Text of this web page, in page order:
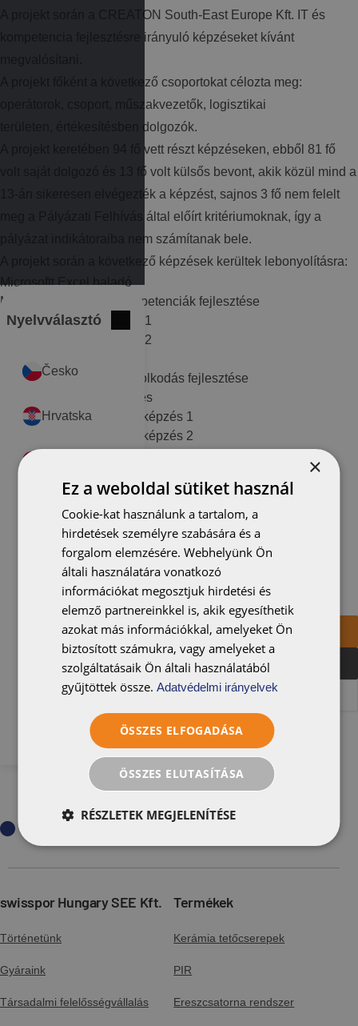
A projekt során a CREATON South-East Europe Kft. IT és
kompetencia fejlesztésre irányuló képzéseket kívánt
A projekt főként a következő csoportokat célozta meg:
operátorok, csoport, műszakvezetők, logisztikai
területen, értékesítésben dolgozók.
A projekt keretében 94 fő vett részt képzéseken, ebből 81 fő
volt saját dolgozó és 13 fő volt külsős bevont, akik közül mind a
13-án sikeresen elvégezték a képzést, sajnos 3 fő nem felelt
meg a Pályázati Felhívás által előírt kritériumoknak, így a
pályázat indikátoraiba nem számítanak bele.
A projekt során a következő képzések kerültek lebonyolításra:
Microsoftt Excel haladó
Munkaerőpiaci kulcskompetenciák fejlesztése
Együttműködés fejlesztés1
Együttműködés fejlesztés2
Probléma megoldó gondolkodás fejlesztése
Csoportos változáskezelés
Értékesítési módszertani képzés 1
Értékesítési módszertani képzés 2
Építő- és anyagmozgató gép kezelője (Emelőgép kezelő)
Építő- és anyagmozgató gép kezelője (Targoncavezető)
Konfliktuskezelés a munkahelyen 1
Konfliktuskezelés a munkahelyen 2
A projekt tervezett befejezési dátuma: 2021.09.30.
Projekt azonosító száma: GINOP-6.1.5-17-2018-00207
Tetőfedő kereső
Kereskedő kereső
Megosztás
swisspor Hungary SEE Kft.
Történetünk
Gyáraink
Társadalmi felelősségvállalás
Termékek
Kerámia tetőcserepek
PIR
Ereszcsatorna rendszer
Nyelvválasztó Bezár
International
Česko
Hrvatska
România
Serbia
Slovenija
×
Ez a weboldal sütiket használ
Cookie-kat használunk a tartalom, a
hirdetések személyre szabására és a
forgalom elemzésére. Webhelyünk Ön
általi használatára vonatkozó
információkat megosztjuk hirdetési és
elemző partnereinkkel is, akik egyesíthetik
azokat más információkkal, amelyeket Ön
biztosított számukra, vagy amelyeket a
szolgáltatásaik Ön általi használatából
gyűjtöttek össze.Adatvédelmi irányelvek
ÖSSZES ELFOGADÁSA
ÖSSZES ELUTASÍTÁSA
RÉSZLETEK MEGJELENÍTÉSE